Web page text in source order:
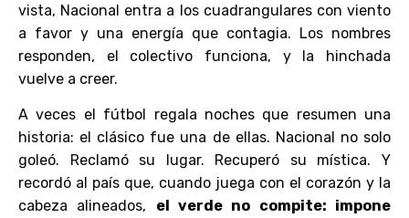
vista, Nacional entra a los cuadrangulares con viento
a favor y una energía que contagia. Los nombres
responden, el colectivo funciona, y la hinchada
vuelve a creer.
A veces el fútbol regala noches que resumen una
historia: el clásico fue una de ellas. Nacional no solo
goleó. Reclamó su lugar. Recuperó su mística. Y
recordó al país que, cuando juega con el corazón y la
cabeza alineados, el verde no compite: impone